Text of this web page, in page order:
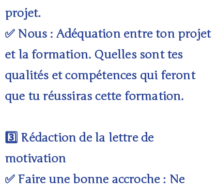
projet.
✅ Nous : Adéquation entre ton projet
et la formation. Quelles sont tes
qualités et compétences qui feront
que tu réussiras cette formation.
3️⃣ Rédaction de la lettre de
motivation
✅ Faire une bonne accroche : Ne